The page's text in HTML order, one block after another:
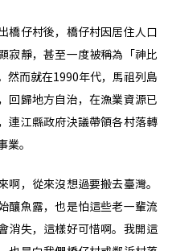
橋仔村後，橋仔村因居住人口
寂靜，甚至一度被稱為「神比
然而就在1990年代，馬祖列島
回歸地方自治，在漁業資源已
連江縣政府決議帶領各村落轉
業。
啊，從來沒想過要搬去臺灣。
釀魚露，也是怕這些老一輩流
消失，這樣好可惜啊。我開這